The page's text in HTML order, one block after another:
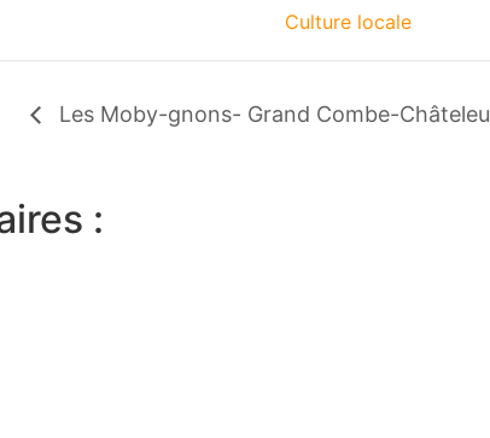
Culture locale
Les Moby-gnons- Grand Combe-Châteleu
: